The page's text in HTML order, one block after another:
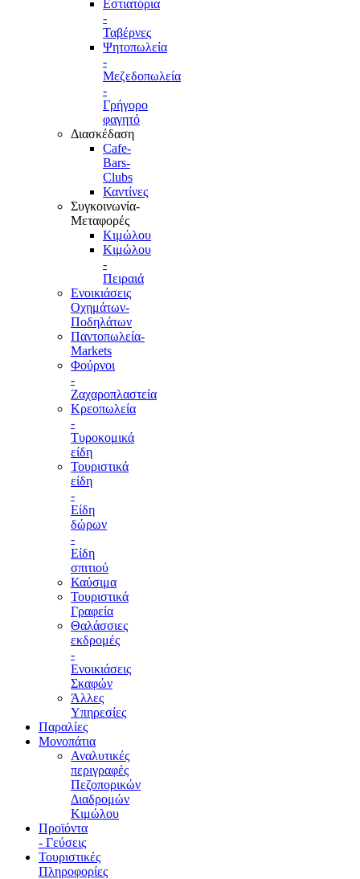
Εστιατόρια
-
Ταβέρνες
Ψητοπωλεία
-
Μεζεδοπωλεία
-
Γρήγορο
φαγητό
Διασκέδαση
Cafe-
Bars-
Clubs
Καντίνες
Συγκοινωνία-
Μεταφορές
Κιμώλου
Κιμώλου
-
Πειραιά
Ενοικιάσεις
Οχημάτων-
Ποδηλάτων
Παντοπωλεία-
Markets
Φούρνοι
-
Ζαχαροπλαστεία
Κρεοπωλεία
-
Τυροκομικά
είδη
Τουριστικά
είδη
-
Είδη
δώρων
-
Είδη
σπιτιού
Καύσιμα
Τουριστικά
Γραφεία
Θαλάσσιες
εκδρομές
-
Ενοικιάσεις
Σκαφών
Άλλες
Υπηρεσίες
Παραλίες
Μονοπάτια
Αναλυτικές
περιγραφές
Πεζοπορικών
Διαδρομών
Κιμώλου
Προϊόντα
- Γεύσεις
Τουριστικές
Πληροφορίες